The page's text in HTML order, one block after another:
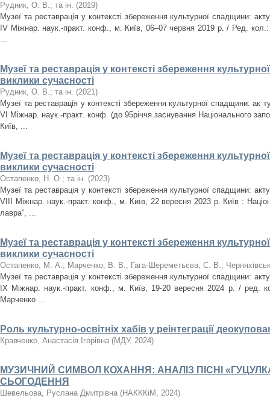
Рудник, О. В.; та ін. (2019)
Музеї та реставрація у контексті збереження культурної спадщини:
IV Міжнар. наук.-практ. конф., м. Київ, 06–07 червня 2019 р. / Ред.
...
Музеї та реставрація у контексті збереження
виклики сучасності
Рудник, О. В.; та ін. (2021)
Музеї та реставрація у контексті збереження культурної спадщини: ак
VІ Міжнар. наук.-практ. конф. (до 95річчя заснування Національного
Київ, ...
Музеї та реставрація у контексті збереження
виклики сучасності
Остапенко, Н. О.; та ін. (2023)
Музеї та реставрація у контексті збереження культурної спадщини:
VІIІ Міжнар. наук.-практ. конф., м. Київ, 22 вересня 2023 р. Київ :
лавра”, ...
Музеї та реставрація у контексті збереження
виклики сучасності
Остапенко, М. А.; Марченко, В. В.; Гага-Шереметьєва, С. В.;
Музеї та реставрація у контексті збереження культурної спадщини:
ІХ Міжнар. наук.-практ. конф., м. Київ, 19-20 вересня 2024 р. /
Марченко ...
Роль культурно-освітніх хабів у реінтеграції
Кравченко, Анастасія Ігорівна (МДУ, 2024)
МУЗИЧНИЙ СИМВОЛ КОХАННЯ: АНАЛІЗ ПІСНІ
СЬОГОДЕННЯ
Шевельова, Руслана Дмитрівна (НАКККіМ , 2024)